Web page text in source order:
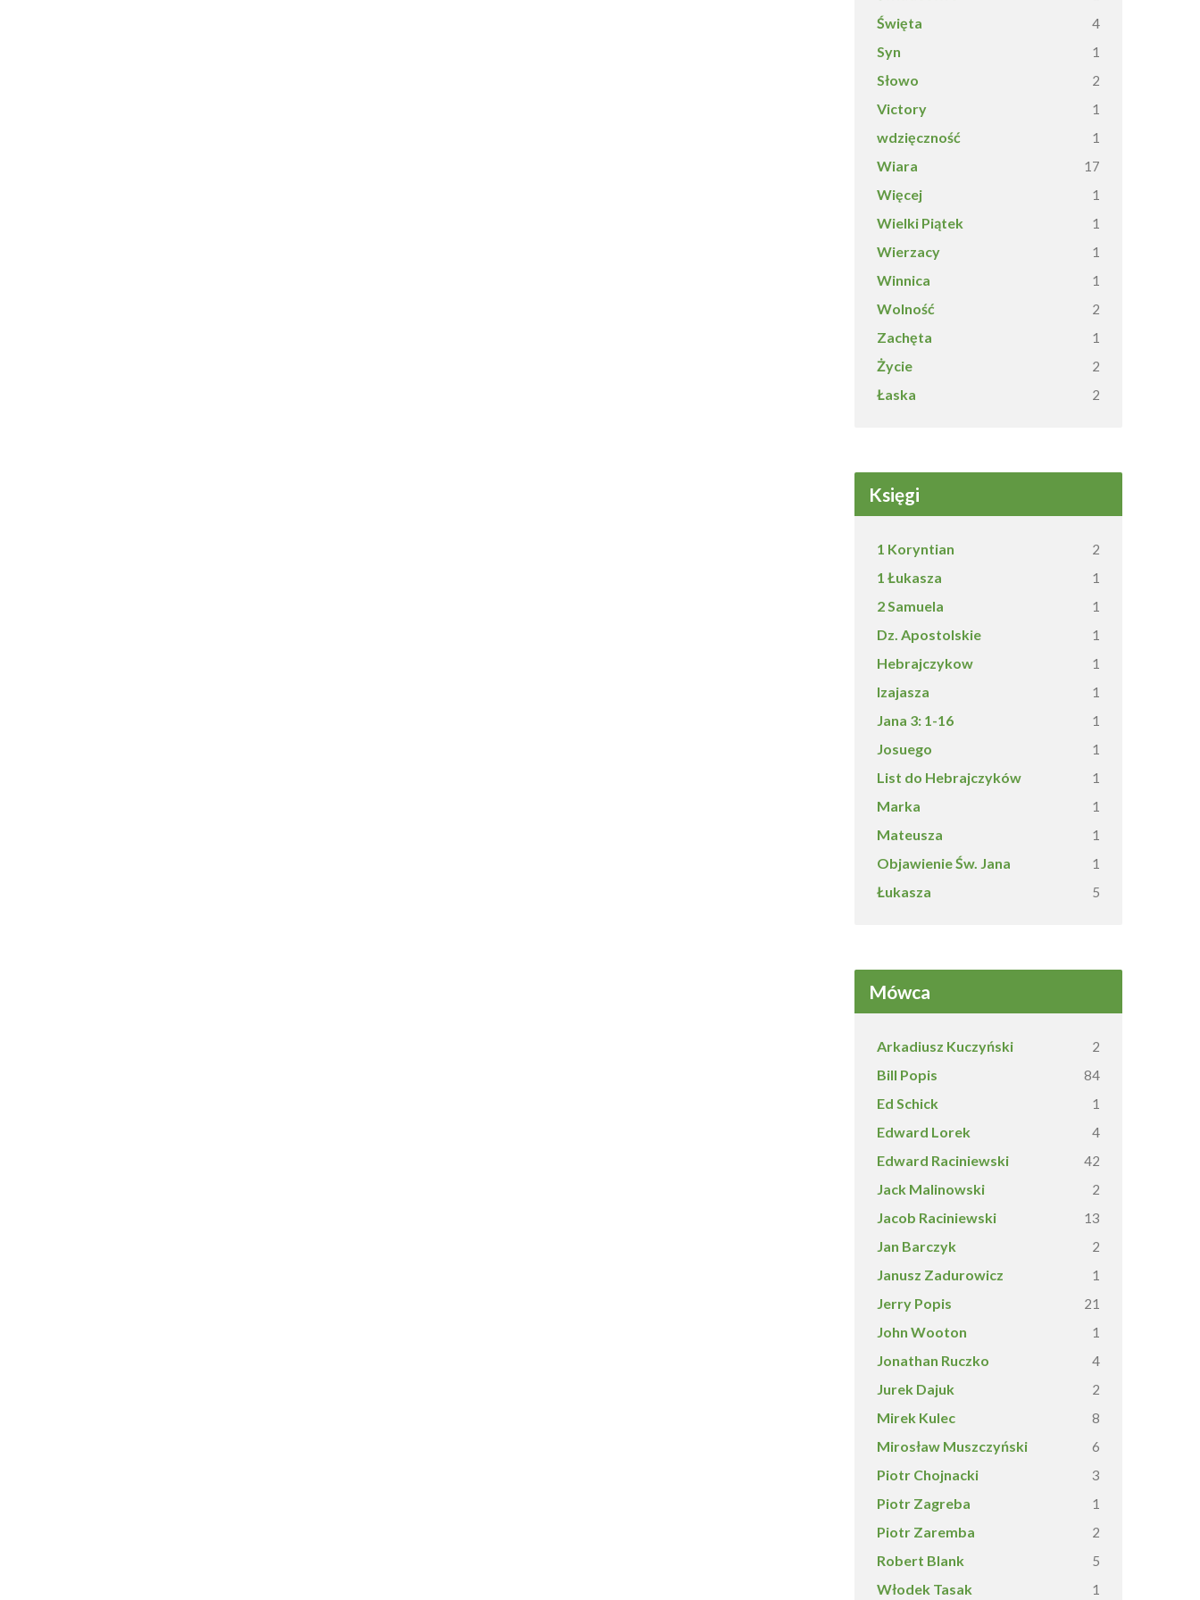
Święta 4
Syn 1
Słowo 2
Victory 1
wdzięczność 1
Wiara 17
Więcej 1
Wielki Piątek 1
Wierzacy 1
Winnica 1
Wolność 2
Zachęta 1
Życie 2
Łaska 2
Księgi
1 Koryntian 2
1 Łukasza 1
2 Samuela 1
Dz. Apostolskie 1
Hebrajczykow 1
Izajasza 1
Jana 3: 1-16 1
Josuego 1
List do Hebrajczyków 1
Marka 1
Mateusza 1
Objawienie Św. Jana 1
Łukasza 5
Mówca
Arkadiusz Kuczyński 2
Bill Popis 84
Ed Schick 1
Edward Lorek 4
Edward Raciniewski 42
Jack Malinowski 2
Jacob Raciniewski 13
Jan Barczyk 2
Janusz Zadurowicz 1
Jerry Popis 21
John Wooton 1
Jonathan Ruczko 4
Jurek Dajuk 2
Mirek Kulec 8
Mirosław Muszczyński 6
Piotr Chojnacki 3
Piotr Zagreba 1
Piotr Zaremba 2
Robert Blank 5
Włodek Tasak 1